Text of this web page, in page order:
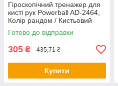
Гіроскопічний тренажер для
кисті рук Powerball AD-2464,
Колір рандом / Кистьовий
еспандер / Гіроскопічний
еспандер
Готово до відправки
305 ₴ 435,71 ₴
Купити